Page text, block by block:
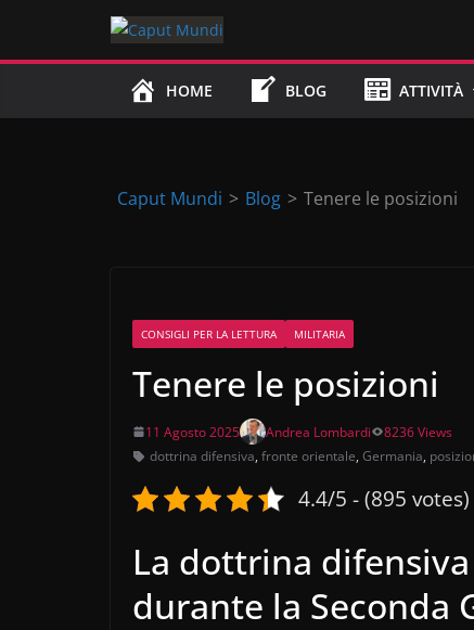
HOME BLOG ATTIVITÀ
Caput Mundi > Blog > Tenere le posizioni
CONSIGLI PER LA LETTURA MILITARIA
Tenere le posizioni
11 Agosto 2025 Andrea Lombardi
8236 Views
dottrina difensiva, fronte orientale, Germania,
4.4/5 - (895 votes)
La dottrina
durante la Seconda